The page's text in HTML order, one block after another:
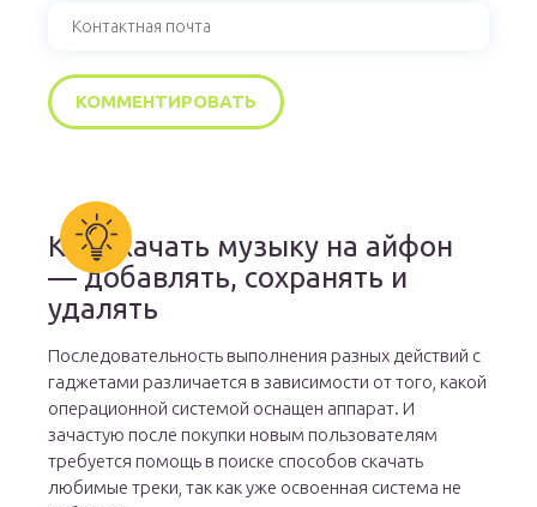
Как скачать музыку на айфон
— добавлять, сохранять и
удалять
Последовательность выполнения разных действий с
гаджетами различается в зависимости от того, какой
операционной системой оснащен аппарат. И
зачастую после покупки новым пользователям
требуется помощь в поиске способов скачать
любимые треки, так как уже освоенная система не